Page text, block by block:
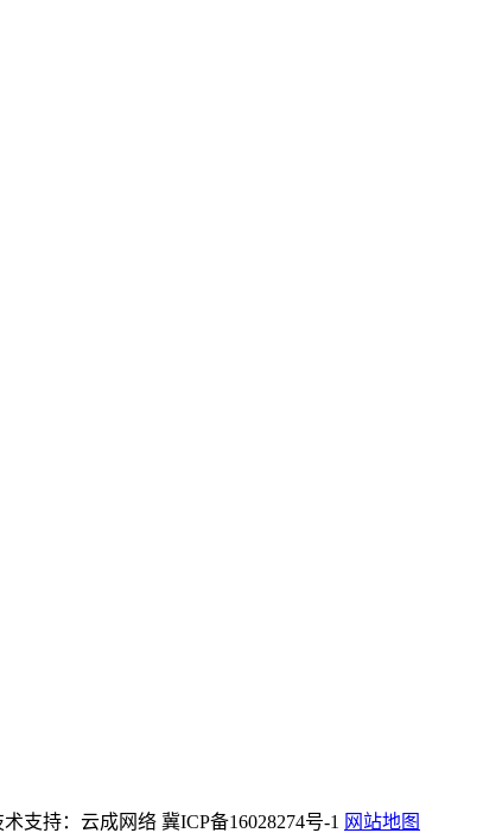
支持：云成网络 冀ICP备16028274号-1 网站地图